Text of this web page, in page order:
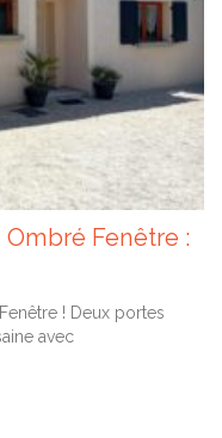
Fenêtre :
! Deux portes
avec